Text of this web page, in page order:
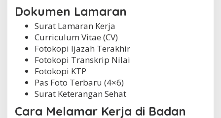
Dokumen Lamaran
Surat Lamaran Kerja
Curriculum Vitae (CV)
Fotokopi Ijazah Terakhir
Fotokopi Transkrip Nilai
Fotokopi KTP
Pas Foto Terbaru (4×6)
Surat Keterangan Sehat
Cara Melamar Kerja di Badan